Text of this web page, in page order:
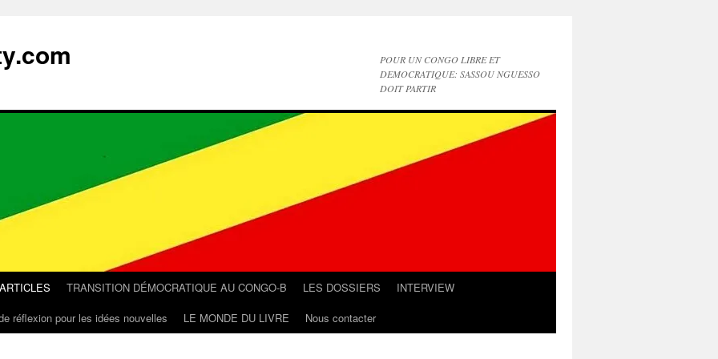
POUR UN CONGO LIBRE ET
DEMOCRATIQUE: SASSOU NGUESSO
DOIT PARTIR
TRANSITION DÉMOCRATIQUE AU CONGO-B LES DOSSIERS
INTERVIEW
réflexion pour les idées nouvelles LE MONDE DU LIVRE Nous contacter